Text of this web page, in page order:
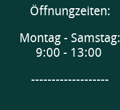
Öffnungzeiten:
Montag - Samstag:
9:00 - 13:00
-------------------